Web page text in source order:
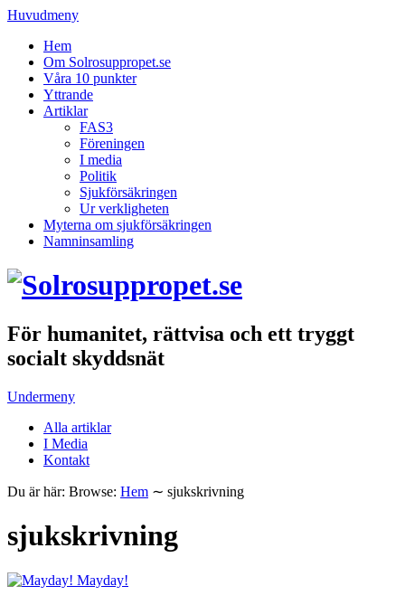
Huvudmeny
Hem
Om Solrosuppropet.se
Våra 10 punkter
Yttrande
Artiklar
FAS3
Föreningen
I media
Politik
Sjukförsäkringen
Ur verkligheten
Myterna om sjukförsäkringen
Namninsamling
För humanitet, rättvisa och ett tryggt
socialt skyddsnät
Undermeny
Alla artiklar
I Media
Kontakt
Du är här: Browse: Hem ∼ sjukskrivning
sjukskrivning